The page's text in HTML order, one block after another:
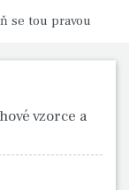
se tou pravou
vzorce a